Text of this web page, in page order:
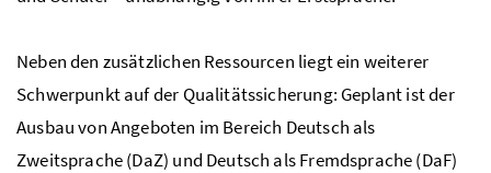
Neben den zusätzlichen Ressourcen liegt ein weiterer
Schwerpunkt auf der Qualitätssicherung: Geplant ist der
Ausbau von Angeboten im Bereich Deutsch als
Zweitsprache (DaZ) und Deutsch als Fremdsprache (DaF)